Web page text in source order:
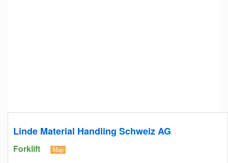
Linde Material Handling Schweiz AG
Forklift Map